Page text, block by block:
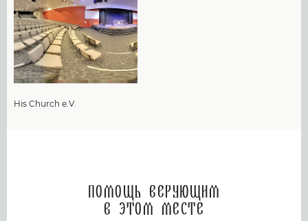
His Church e.V.
Помощь верующим
в этом месте